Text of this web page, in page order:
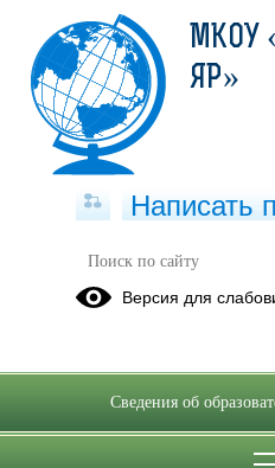
Что нужно
о ГИА?
Минобразования Приморского
Что нужно знать школьникам и
МКОУ
ЯР»
Написать
Версия для
Сведения об